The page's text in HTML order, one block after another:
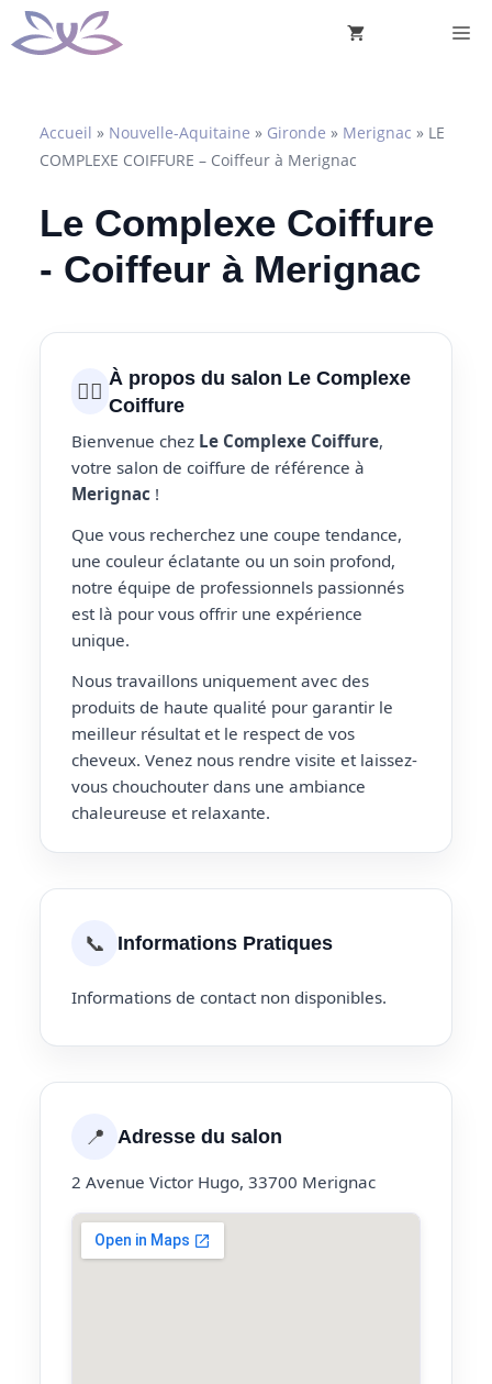
Aller
au
Accueil » Nouvelle-Aquitaine » Gironde » Merignac » LE
COMPLEXE COIFFURE – Coiffeur à Merignac
Le Complexe Coiffure
- Coiffeur à Merignac
💇‍♀️ À propos du salon Le Complexe
Coiffure
Bienvenue chez Le Complexe Coiffure,
votre salon de coiffure de référence à
Merignac !
Que vous recherchez une coupe tendance,
une couleur éclatante ou un soin profond,
notre équipe de professionnels passionnés
est là pour vous offrir une expérience
unique.
Nous travaillons uniquement avec des
produits de haute qualité pour garantir le
meilleur résultat et le respect de vos
cheveux. Venez nous rendre visite et laissez-
vous chouchouter dans une ambiance
chaleureuse et relaxante.
📞 Informations Pratiques
Informations de contact non disponibles.
📍 Adresse du salon
2 Avenue Victor Hugo, 33700 Merignac